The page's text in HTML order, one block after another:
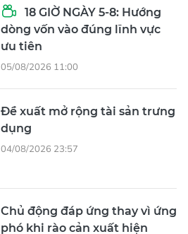
18 GIỜ NGÀY 5-8: Hướng
dòng vốn vào đúng lĩnh vực
ưu tiên
05/08/2026 11:00
Đề xuất mở rộng tài sản trưng
dụng
04/08/2026 23:57
Chủ động đáp ứng thay vì ứng
phó khi rào cản xuất hiện